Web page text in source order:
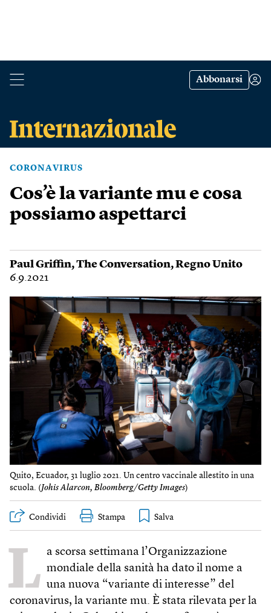
Abbonarsi
CORONAVIRUS
Cos’è la variante mu e cosa
possiamo aspettarci
Paul Griffin,The Conversation,Regno Unito
6.9.2021
Quito, Ecuador, 31 luglio 2021. Un centro vaccinale allestito in una
scuola. (Johis Alarcon, Bloomberg/Getty Images)
Condividi Stampa
L a scorsa settimana l’Organizzazione
mondiale della sanità ha dato il nome a
una nuova “variante di interesse” del
coronavirus, la variante mu. È stata rilevata per la